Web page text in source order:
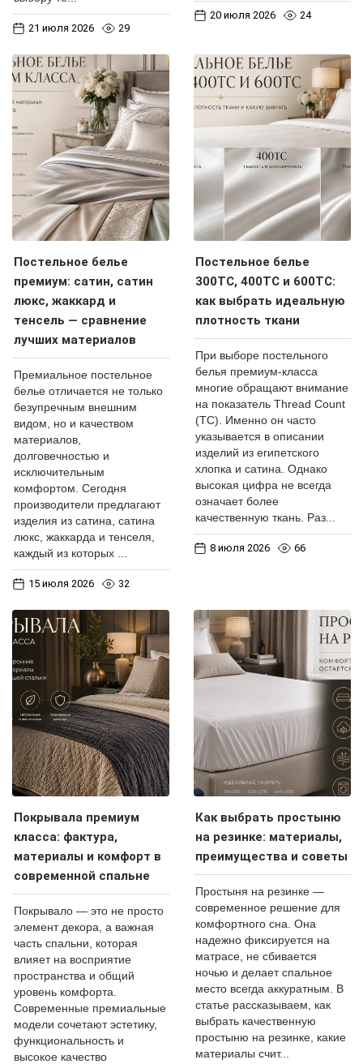
21 июля 2026 29
20 июля 2026 24
Постельное белье
премиум: сатин, сатин
люкс, жаккард и
тенсель — сравнение
лучших материалов
Премиальное постельное
белье отличается не только
безупречным внешним
видом, но и качеством
материалов,
долговечностью и
исключительным
комфортом. Сегодня
производители предлагают
изделия из сатина, сатина
люкс, жаккарда и тенселя,
каждый из которых ...
15 июля 2026 32
Постельное белье
300ТС, 400ТС и 600ТС:
как выбрать идеальную
плотность ткани
При выборе постельного
белья премиум-класса
многие обращают внимание
на показатель Thread Count
(ТС). Именно он часто
указывается в описании
изделий из египетского
хлопка и сатина. Однако
высокая цифра не всегда
означает более
качественную ткань. Раз...
8 июля 2026 66
Покрывала премиум
класса: фактура,
материалы и комфорт в
современной спальне
Покрывало — это не просто
элемент декора, а важная
часть спальни, которая
влияет на восприятие
пространства и общий
уровень комфорта.
Современные премиальные
модели сочетают эстетику,
функциональность и
высокое качество
Как выбрать простыню
на резинке: материалы,
преимущества и советы
Простыня на резинке —
современное решение для
комфортного сна. Она
надежно фиксируется на
матрасе, не сбивается
ночью и делает спальное
место всегда аккуратным. В
статье рассказываем, как
выбрать качественную
простыню на резинке, какие
материалы счит...